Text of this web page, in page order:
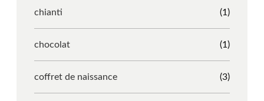
chianti (1)
chocolat (1)
coffret de naissance (3)